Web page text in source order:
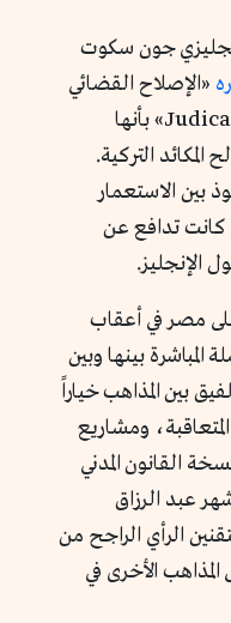
جون سكوت
«الإصلاح القضائي
في مصر - Judical Reform In Egypt» بأنها
التركية.
بين الاستعمار
كانت تدافع عن
الإنجليز.
مصر في أعقاب
المباشرة بينها وبين
بين المذاهب خياراً
ومشاريع
القانون المدني
عبد الرزاق
الرأي الراجح من
الأخرى في